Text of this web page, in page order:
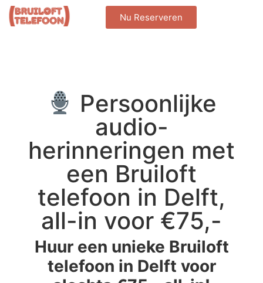
Nu Reserveren
Persoonlijke
audio-
herinneringen met
een Bruiloft
telefoon in Delft,
all-in voor €75,-
Huur een unieke Bruiloft
telefoon in Delft voor